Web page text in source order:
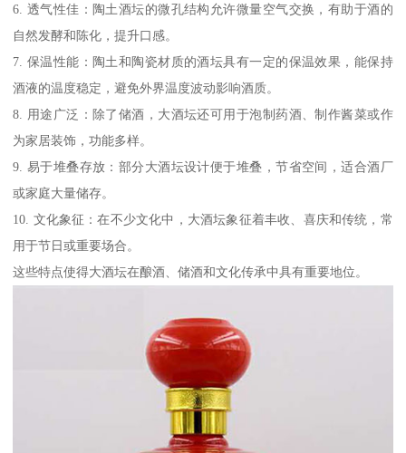
6. 透气性佳：陶土酒坛的微孔结构允许微量空气交换，有助于酒的
自然发酵和陈化，提升口感。
7. 保温性能：陶土和陶瓷材质的酒坛具有一定的保温效果，能保持
酒液的温度稳定，避免外界温度波动影响酒质。
8. 用途广泛：除了储酒，大酒坛还可用于泡制药酒、制作酱菜或作
为家居装饰，功能多样。
9. 易于堆叠存放：部分大酒坛设计便于堆叠，节省空间，适合酒厂
或家庭大量储存。
10. 文化象征：在不少文化中，大酒坛象征着丰收、喜庆和传统，常
用于节日或重要场合。
这些特点使得大酒坛在酿酒、储酒和文化传承中具有重要地位。